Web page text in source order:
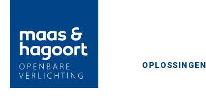
OPLOSSINGEN